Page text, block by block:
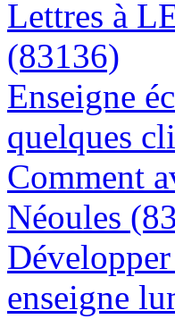
Lettres à
(83136)
Enseigne
quelques
Comment
Néoules
enseigne